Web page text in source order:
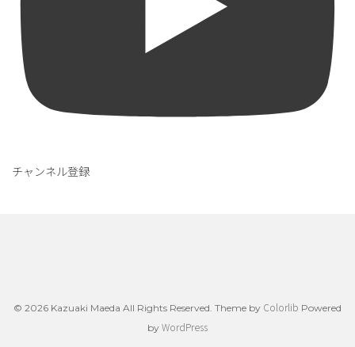
チャンネル登録
© 2026 Kazuaki Maeda All Rights Reserved. Theme by Colorlib Powered
by WordPress